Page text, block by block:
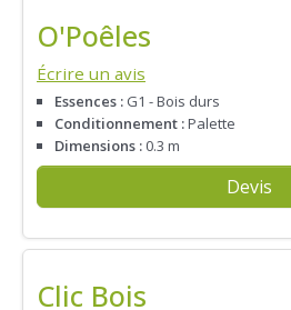
O'Poêles
Écrire un avis
Essences : G1 - Bois durs
Conditionnement :Palette
Dimensions : 0.3 m
Devis
Clic Bois